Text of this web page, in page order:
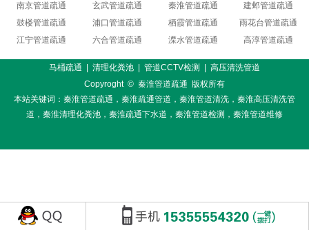
南京管道疏通 玄武管道疏通 秦淮管道疏通
建邺管道疏通
鼓楼管道疏通
浦口管道疏通 栖霞管道疏通
雨花台管道疏通
江宁管道疏通
六合管道疏通 溧水管道疏通 高淳管道疏通
马桶疏通 清理化粪池 管道CCTV检测
高压清洗管道
Copyroght © 秦淮管道疏通 版权所有
本站关键词： 秦淮管道疏通 ， 秦淮疏通管道 ， 秦淮管道清洗 ， 秦淮高压清洗管
道 ， 秦淮清理化粪池 ， 秦淮疏通下水道 ， 秦淮管道检测 ， 秦淮管道维修